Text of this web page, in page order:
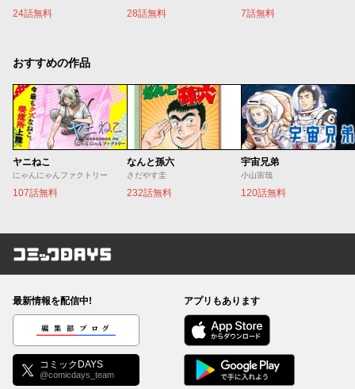
24話無料 28話無料 7話無料
おすすめの作品
ヤニねこ
にゃんにゃんファクトリー
107話無料
なんと孫六
さだやす圭
232話無料
宇宙兄弟
小山宙哉
120話無料
コミックDAYS
最新情報を配信中!
編集部ブログ
コミックDAYS
@comicdays_team
アプリもあります